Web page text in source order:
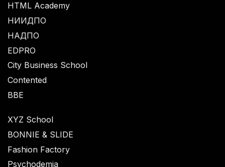
HTML Academy
НИИДПО
НАДПО
EDPRO
City Business School
Contented
BBE
XYZ School
BONNIE & SLIDE
Fashion Factory
Psychodemia